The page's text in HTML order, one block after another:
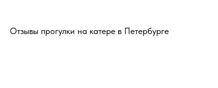
Отзывы прогулки на катере в Петербурге